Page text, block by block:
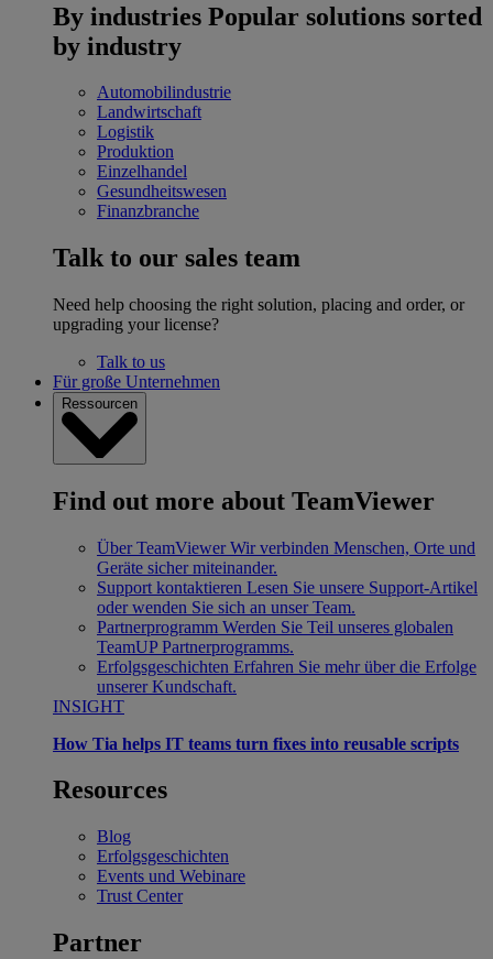
By industries Popular solutions sorted
by industry
Automobilindustrie
Landwirtschaft
Logistik
Produktion
Einzelhandel
Gesundheitswesen
Finanzbranche
Talk to our sales team
Need help choosing the right solution, placing and order, or
upgrading your license?
Talk to us
Für große Unternehmen
Ressourcen
Find out more about TeamViewer
Über TeamViewer Wir verbinden Menschen, Orte und
Geräte sicher miteinander.
Support kontaktieren Lesen Sie unsere Support-Artikel
oder wenden Sie sich an unser Team.
Partnerprogramm Werden Sie Teil unseres globalen
TeamUP Partnerprogramms.
Erfolgsgeschichten Erfahren Sie mehr über die Erfolge
unserer Kundschaft.
INSIGHT
How Tia helps IT teams turn fixes into reusable scripts
Resources
Blog
Erfolgsgeschichten
Events und Webinare
Trust Center
Partner